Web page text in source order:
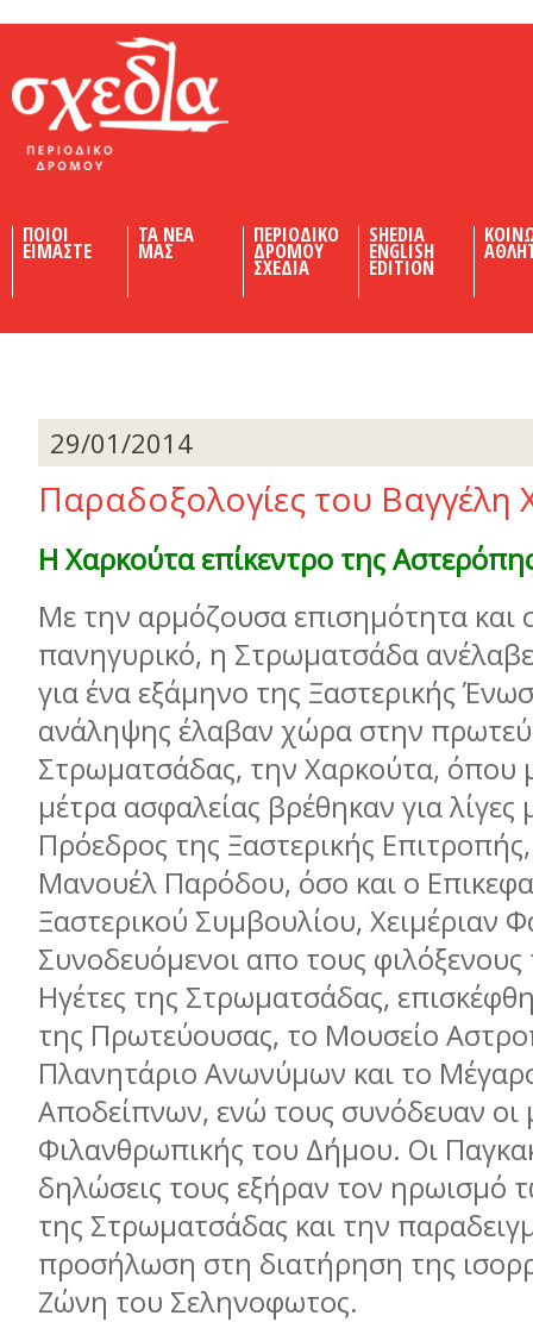
ΠΟΙΟΙ
ΕΙΜΑΣΤΕ
ΤΑ ΝΕΑ
ΜΑΣ
ΠΕΡΙΟΔΙΚΟ
ΔΡΟΜΟΥ
ΣΧΕΔΙΑ
SHEDIA
ENGLISH
EDITION
29/01/2014
Παραδοξολογίες του Βαγγέλη
Η Χαρκούτα επίκεντρο της
Με την αρμόζουσα επισημότητα και
πανηγυρικό, η Στρωματσάδα
για ένα εξάμηνο της Ξαστερικής
ανάληψης έλαβαν χώρα στην
Στρωματσάδας, την Χαρκούτα, όπου
μέτρα ασφαλείας βρέθηκαν για λίγες
Πρόεδρος της Ξαστερικής
Μανουέλ Παρόδου, όσο και ο
Ξαστερικού Συμβουλίου, Χειμέριαν
Συνοδευόμενοι απο τους φιλόξενους
Ηγέτες της Στρωματσάδας,
της Πρωτεύουσας, το Μουσείο
Πλανητάριο Ανωνύμων και το
Αποδείπνων, ενώ τους συνόδευαν οι
Φιλανθρωπικής του Δήμου. Οι
δηλώσεις τους εξήραν τον ηρωισμό
της Στρωματσάδας και την
προσήλωση στη διατήρηση της
Ζώνη του Σεληνοφωτος.